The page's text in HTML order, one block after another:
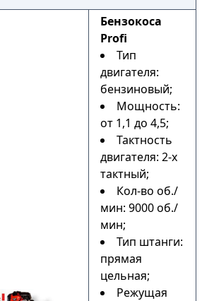
Бензокоса
Profi
Тип
двигателя:
бензиновый;
Мощность:
от 1,1 до 4,5;
Тактность
двигателя: 2-х
тактный;
Кол-во об./
мин: 9000 об./
мин;
Тип штанги:
прямая
цельная;
Режущая